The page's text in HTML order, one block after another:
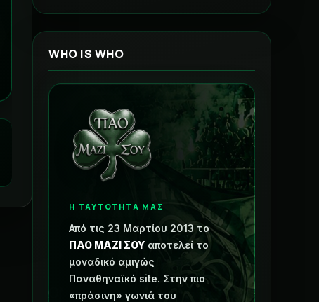
WHO IS WHO
Η ΤΑΥΤΟΤΗΤΑ ΜΑΣ
Από τις 23 Μαρτίου 2013 το
ΠΑΟ ΜΑΖΙ ΣΟΥ αποτελεί το
μοναδικό αμιγώς
Παναθηναϊκό site. Στην πιο
«πράσινη» γωνιά του